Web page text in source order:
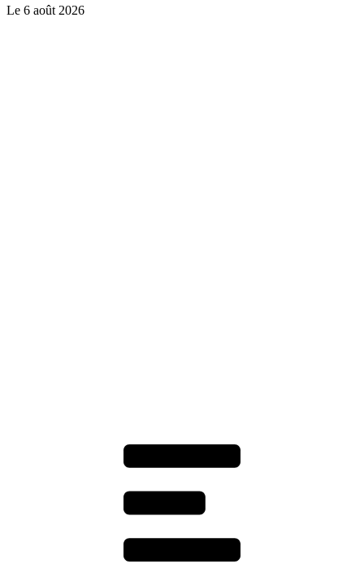
Le 6 août 2026